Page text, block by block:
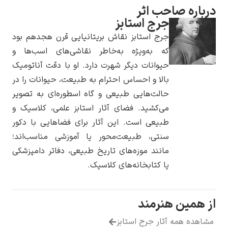
یوهانس فرمیر
پرفروش‌ترین
صاحب اثر
جرج استابز
جرج استابز نقاش بریتانیایی قرن هجدهم بود
که به‌ویژه به‌خاطر نقاشی‌های اسب‌ها و
حیوانات دیگر شهرت دارد. او با دقت آناتومیک
بالا و احساس احترام به طبیعت، حیوانات را در
حالت‌هایی طبیعی و گاه اسطوره‌ای به تصویر
می‌کشید. فضای آثار استابز علمی، کلاسیک و
طبیعی است. این آثار برای فضاهایی با دکور
سنتی، طبیعت‌محور یا آموزشی مناسب‌اند؛
مانند موزه‌های تاریخ طبیعی، دفاتر دامپزشکی
یا کتابخانه‌های کلاسیک.
هنرمند
همه آثار جرج استابز